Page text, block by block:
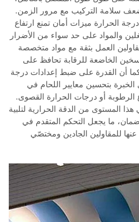
سلامة التركيب مع مرور الزمن.
الحرارة ميزات أمان تمنع ارتفاع
والمواد على حد سواء من الأضرار
العمل بثقة مع مواد متخصصة
الخاضعة للرقابة تحافظ على
أن القدرة على ضبط إعدادات درجة
بتحسين معايير اللحام في
الرطوبة أو درجات الحرارة القصوى.
المستوى من الدقة الحرارية لتلبية
ما يجعل التحكم المتقدم في
للمقاولين الجادين ومختصّي